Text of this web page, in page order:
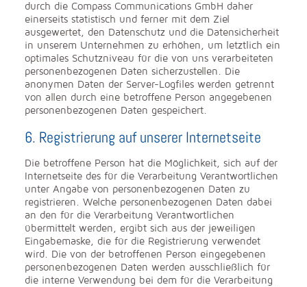
durch die Compass Communications GmbH daher
einerseits statistisch und ferner mit dem Ziel
ausgewertet, den Datenschutz und die Datensicherheit
in unserem Unternehmen zu erhöhen, um letztlich ein
optimales Schutzniveau für die von uns verarbeiteten
personenbezogenen Daten sicherzustellen. Die
anonymen Daten der Server-Logfiles werden getrennt
von allen durch eine betroffene Person angegebenen
personenbezogenen Daten gespeichert.
6. Registrierung auf unserer Internetseite
Die betroffene Person hat die Möglichkeit, sich auf der
Internetseite des für die Verarbeitung Verantwortlichen
unter Angabe von personenbezogenen Daten zu
registrieren. Welche personenbezogenen Daten dabei
an den für die Verarbeitung Verantwortlichen
übermittelt werden, ergibt sich aus der jeweiligen
Eingabemaske, die für die Registrierung verwendet
wird. Die von der betroffenen Person eingegebenen
personenbezogenen Daten werden ausschließlich für
die interne Verwendung bei dem für die Verarbeitung